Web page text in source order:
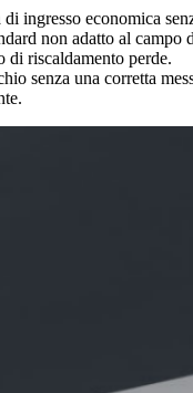
ingresso economica
non adatto al campo
di riscaldamento perde.
senza una corretta